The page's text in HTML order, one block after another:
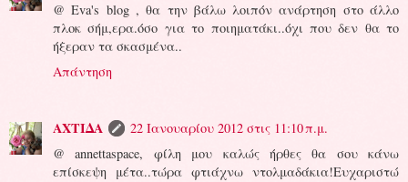
@ Eva's blog , θα την βάλω λοιπόν ανάρτηση στο άλλο
πλοκ σήμ,ερα.όσο για το ποιηματάκι..όχι που δεν θα το
ήξεραν τα σκασμένα..
Απάντηση
ΑΧΤΙΔΑ
22 Ιανουαρίου 2012 στις 11:10 π.μ.
@ annettaspace, φίλη μου καλώς ήρθες θα σου κάνω
επίσκεψη μέτα..τώρα φτιάχνω ντολμαδάκια!Ευχαριστώ